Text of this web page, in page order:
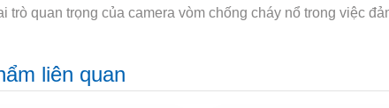
trò quan trọng của camera vòm chống cháy nổ trong việc
liên quan